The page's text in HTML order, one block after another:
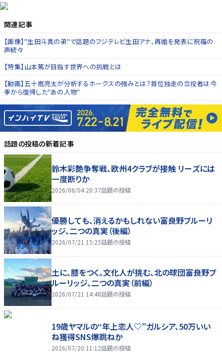
関連記事
【画像】"生田斗真の弟"で話題のフジテレビ生田アナ、再婚を発表に祝福の
声続々
【特集】山本篤が目指す世界への挑戦とは
【動画】五十嵐亮太が分析するホークスの強みとは？首位独走の立役者は今
季から復帰した"あの人物"
話題の投稿の新着記事
鈴木彩艶争奪戦、欧州4クラブが接触 リーズには
一度断りか
2026/08/04 20:37話題の投稿
優勝しても、消えるかもしれない――富良野ブルーリ
ッジ、二つの真実（後編）
2026/07/21 15:25話題の投稿
土に、膝をつく。文化人が挑む、北の球団――富良野ブ
ルーリッジ、二つの真実（前編）
2026/07/21 14:48話題の投稿
19歳ヤマルの“年上恋人♡”ガルシア、50万いい
ね獲得SNS爆跳ねか
2026/07/20 11:12話題の投稿